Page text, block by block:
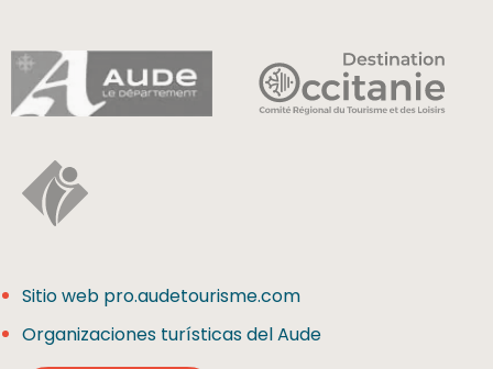
Sitio web pro.audetourisme.com
Organizaciones turísticas del Aude